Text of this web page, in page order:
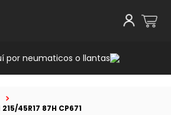
por neumaticos o llantas
45R17 87H CP671